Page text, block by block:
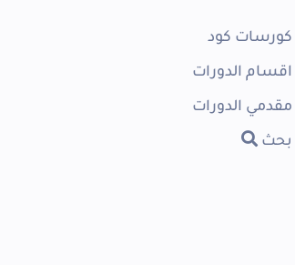
كورسات كود
اقسام الدورات
مقدمي الدورات
بحث